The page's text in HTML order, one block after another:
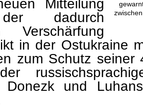
Mitteilung
dadurch
Verschärfung
in der Ostukraine
zum Schutz seiner
Donezk und